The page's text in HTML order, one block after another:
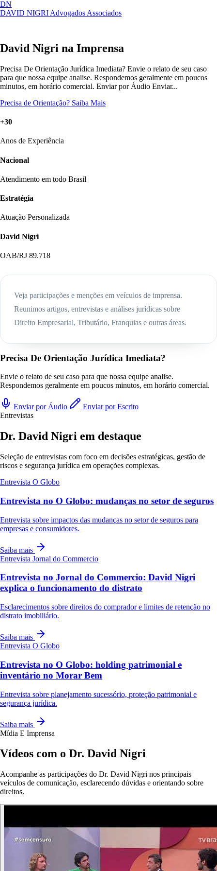
DN
DAVID NIGRI Advogados Associados
Artigos, sentenças, áreas de atuação,
David Nigri na Imprensa
Precisa De Orientação Jurídica Imediata? Envie o relato de seu caso
para que nossa equipe analise. Respondemos geralmente em poucos
minutos, em horário comercial. Enviar por Áudio Enviar...
Precisa de Orientação? Saiba Mais
+30
Anos de Experiência
Nacional
Atendimento em todo Brasil
Estratégia
Atuação Personalizada
David Nigri
OAB/RJ 89.718
Veja participações e menções em veículos de imprensa.
Reunimos artigos, entrevistas e análises jurídicas sobre
Direito Empresarial, Tributário, Franquias e outras áreas.
Precisa De Orientação Jurídica Imediata?
Envie o relato de seu caso para que nossa equipe analise.
Respondemos geralmente em poucos minutos, em horário comercial.
Enviar por Áudio
Enviar por Escrito
Entrevistas
Dr. David Nigri em destaque
Seleção de entrevistas com foco em decisões estratégicas, gestão de
riscos e segurança jurídica em operações complexas.
Entrevista O Globo
Entrevista no O Globo: mudanças no setor de seguros
Entrevista sobre impactos das mudanças no setor de seguros para
empresas e consumidores.
Saiba mais
Entrevista Jornal do Commercio
Entrevista no Jornal do Commercio: David Nigri
explica o funcionamento do distrato
Esclarecimentos sobre direitos do comprador e limites de retenção no
distrato imobiliário.
Saiba mais
Entrevista O Globo
Entrevista no O Globo: holding patrimonial e
inventário no Morar Bem
Entrevista sobre planejamento sucessório, proteção patrimonial e
segurança jurídica.
Saiba mais
Mídia E Imprensa
Vídeos com o Dr. David Nigri
Acompanhe as participações do Dr. David Nigri nos principais
veículos de comunicação, esclarecendo dúvidas e orientando sobre
direitos.